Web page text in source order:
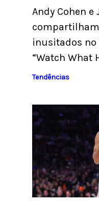
Andy Cohen e
inusitados
“Watch What
Tendências